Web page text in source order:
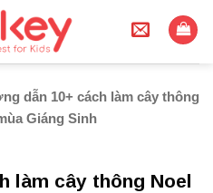
dẫn 10+ cách làm cây thông
Giáng Sinh
làm cây thông Noel